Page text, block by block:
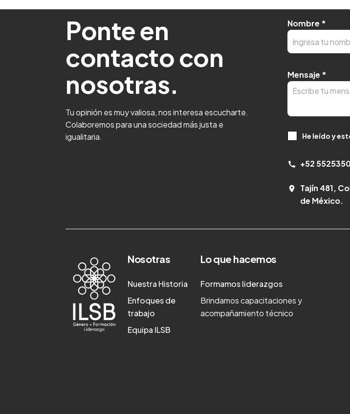
Ponte en
contacto con
nosotras.
Tu opinión es muy valiosa, nos interesa escucharte.
Colaboremos para una sociedad más justa e
igualitaria.
Nombre *
Mensaje *
He leído y
call +52
room
Tajín 481,
de México.
Nosotras
Nuestra Historia
Enfoques de
trabajo
Equipa ILSB
Lo que hacemos
Formamos liderazgos
Brindamos capacitaciones y
acompañamiento técnico